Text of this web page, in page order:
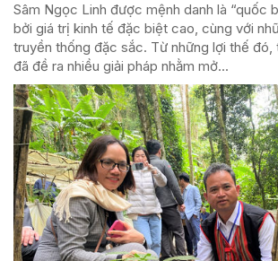
Sâm Ngọc Linh được mệnh danh là “quốc
bởi giá trị kinh tế đặc biệt cao, cùng với
truyền thống đặc sắc. Từ những lợi thế đó,
đã đề ra nhiều giải pháp nhằm mở...